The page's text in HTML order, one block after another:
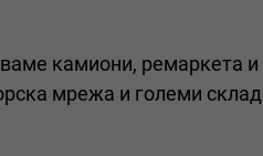
камиони, ремаркета и
мрежа и големи